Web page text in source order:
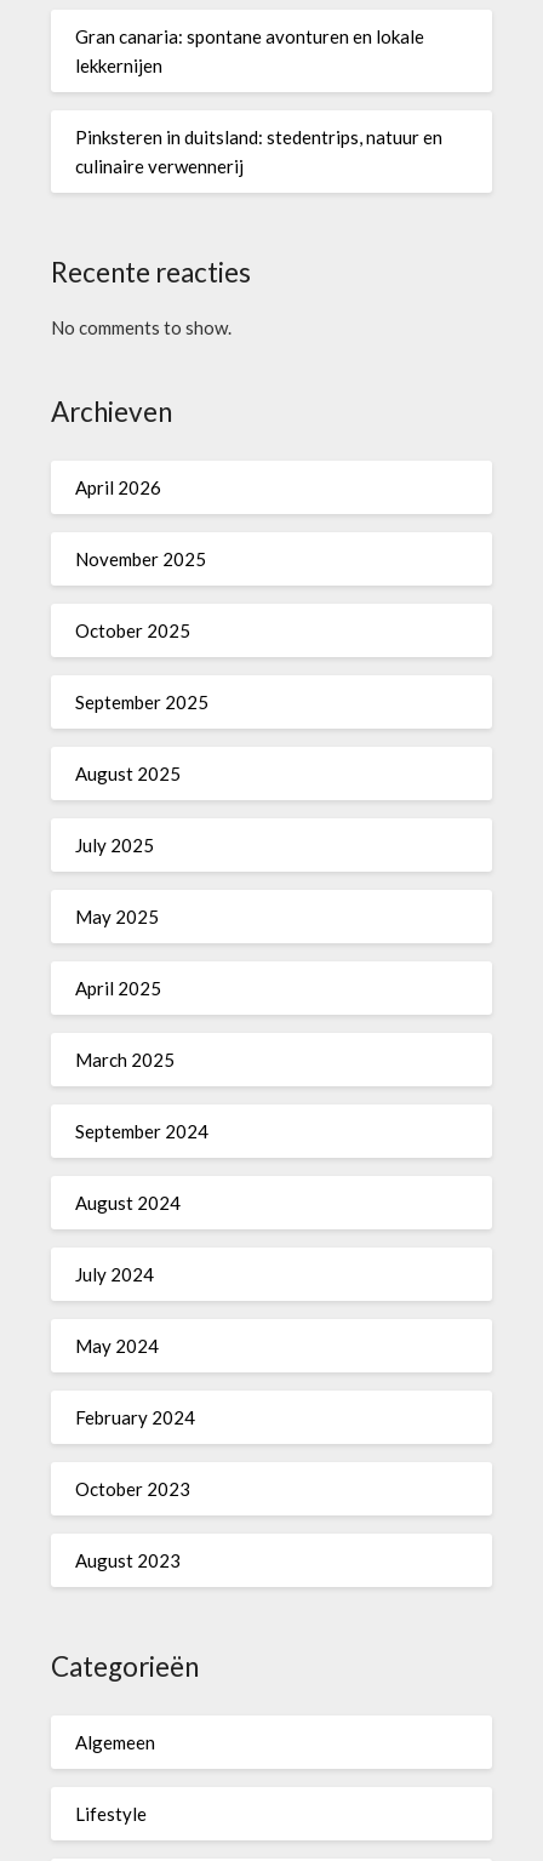
Gran canaria: spontane avonturen en lokale
lekkernijen
Pinksteren in duitsland: stedentrips, natuur en
culinaire verwennerij
Recente reacties
No comments to show.
Archieven
April 2026
November 2025
October 2025
September 2025
August 2025
July 2025
May 2025
April 2025
March 2025
September 2024
August 2024
July 2024
May 2024
February 2024
October 2023
August 2023
Categorieën
Algemeen
Lifestyle